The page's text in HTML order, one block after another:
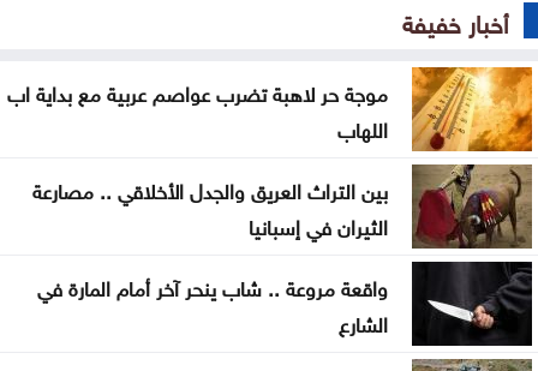
.. ماذا عن الأردن؟
البرلمان العربي يدين تفجيرًا إرهابيًا استهدف حافلة ركاب
بريف دمشق
واشنطن تضغط على إسرائيل لإقرار هدنة في غزة
إسبانيا تفرض قيودًا على الرحلات الجوية والسفن
القادمة من إيطاليا
الحكومة التركية تنفي أي تعارض بين اتفاقية الدفاع
والتزامات الناتو
أخبار خفيفة
موجة حر لاهبة تضرب عواصم عربية مع بداية اب
اللهاب
بين التراث العريق والجدل الأخلاقي .. مصارعة
الثيران في إسبانيا
واقعة مروعة .. شاب ينحر آخر أمام المارة في
الشارع